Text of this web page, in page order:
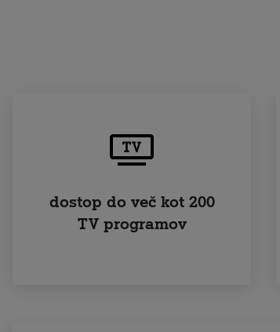
dostop do več kot 200
TV programov